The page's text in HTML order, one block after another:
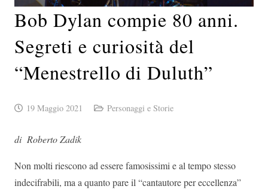
Bob Dylan compie 80 anni.
Segreti e curiosità del
“Menestrello di Duluth”
19 Maggio 2021 Personaggi e Storie
di Roberto Zadik
Non molti riescono ad essere famosissimi e al tempo stesso
indecifrabili, ma a quanto pare il “cantautore per eccellenza”